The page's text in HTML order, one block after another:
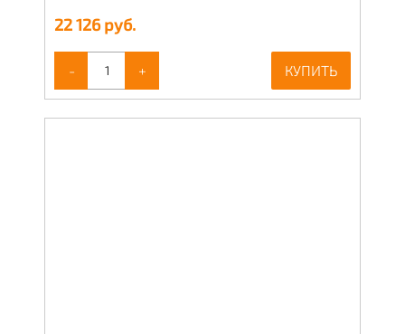
22 126руб.
- + КУПИТЬ